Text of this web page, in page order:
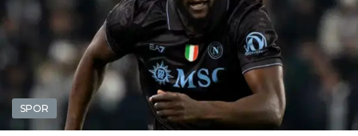
SPOR